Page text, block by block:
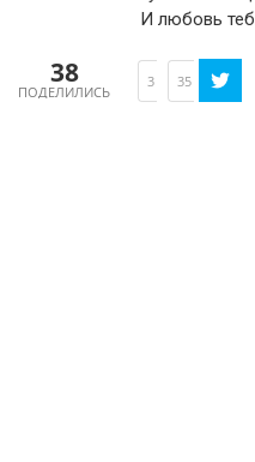
И любовь
38
ПОДЕЛИЛИСЬ
3 35